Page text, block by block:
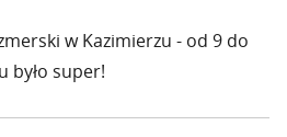
w Kazimierzu - od 9 do
było super!